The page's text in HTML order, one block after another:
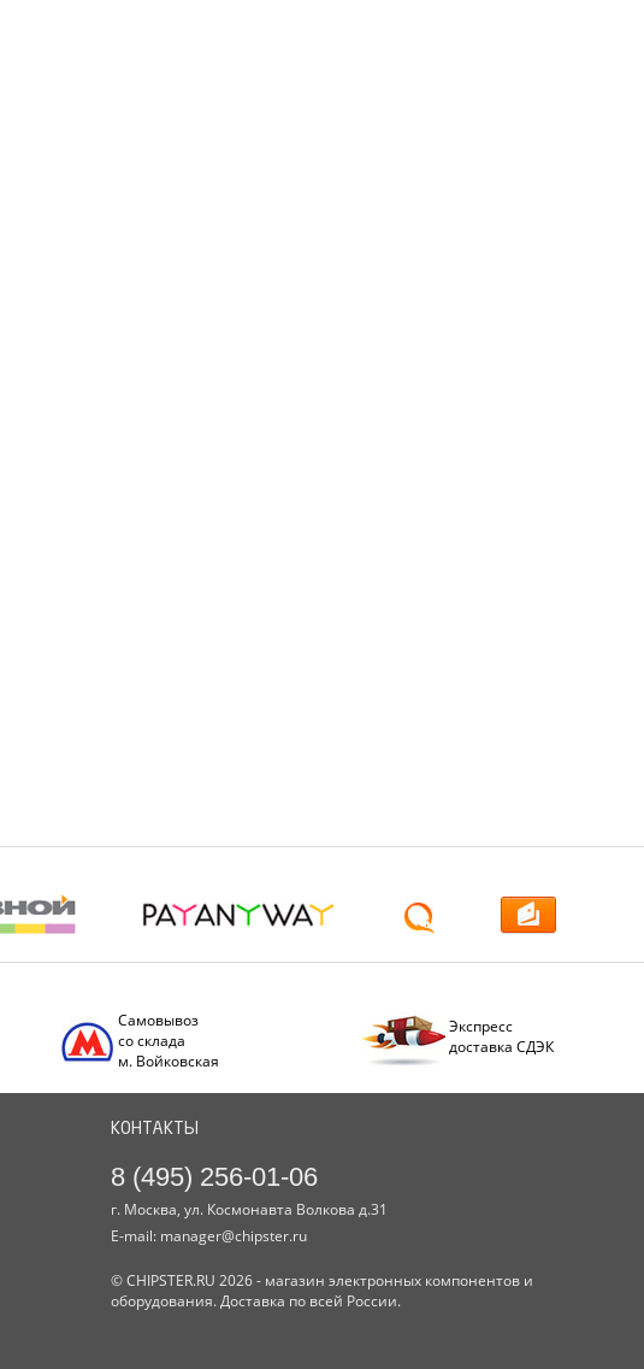
Самовывоз
со склада
м. Войковская
Экспресс
доставка СДЭК
КОНТАКТЫ
8 (495) 256-01-06
г. Москва, ул. Космонавта Волкова д.31
E-mail: manager@chipster.ru
© CHIPSTER.RU 2026 - магазин электронных компонентов и
оборудования. Доставка по всей России.